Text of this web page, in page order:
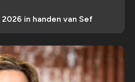
in handen van Sef